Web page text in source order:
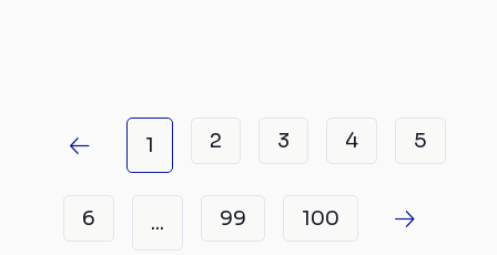
1 2 3 4 5
6 ... 99 100